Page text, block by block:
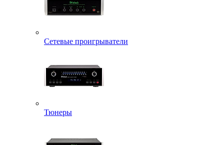
Сетевые проигрыватели
Тюнеры